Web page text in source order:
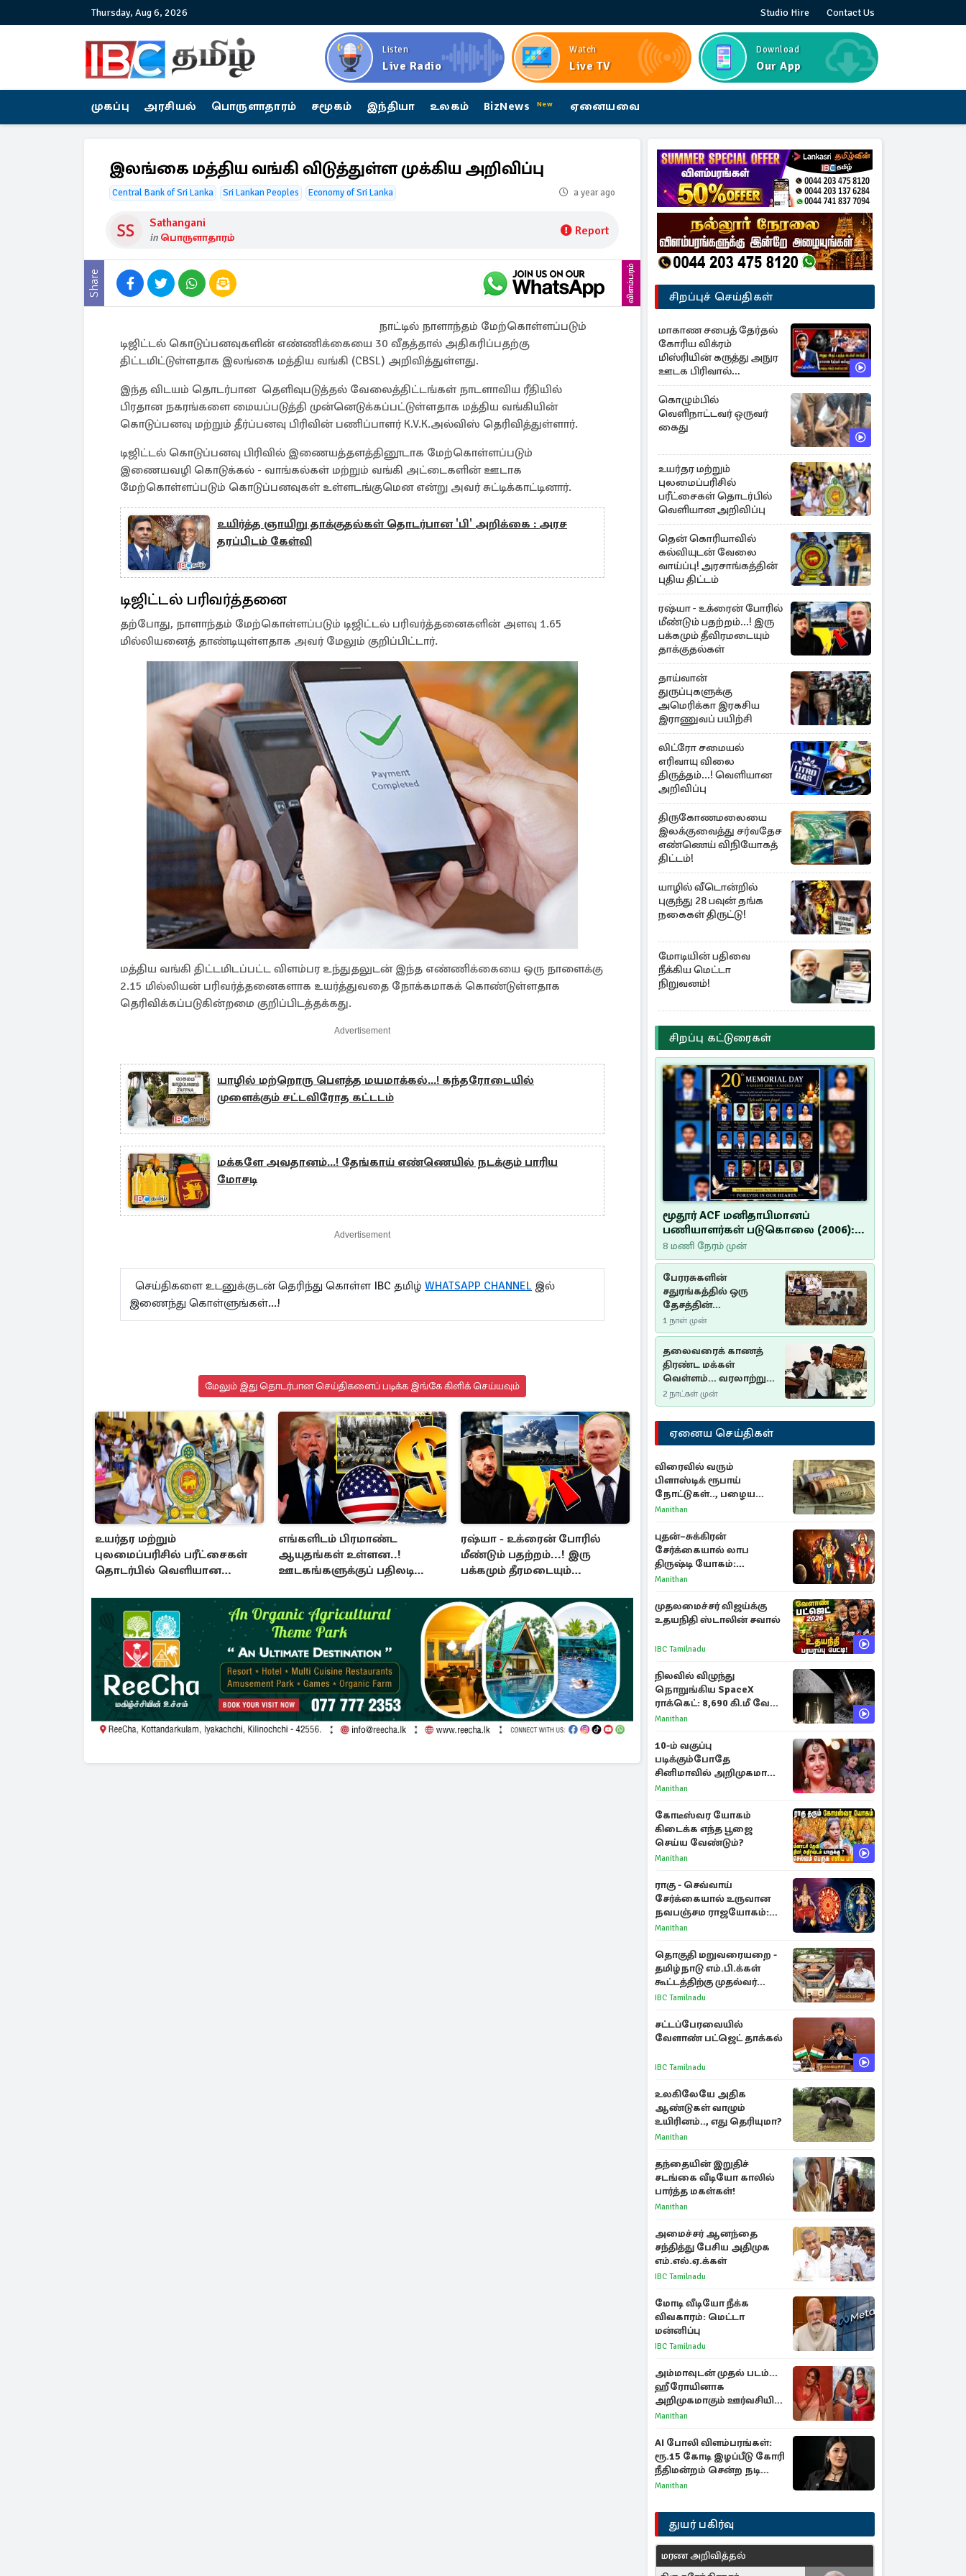
Thursday, Aug 6, 2026 Studio Hire Contact Us
Listen
Live Radio
Watch
Live TV
Download
Our App
முகப்பு அரசியல் பொருளாதாரம் சமூகம் இந்தியா உலகம் BizNews New ஏனையவை
இலங்கை மத்திய வங்கி விடுத்துள்ள முக்கிய அறிவிப்பு
Central Bank of Sri Lanka Sri Lankan Peoples Economy of Sri Lanka a year ago
Sathangani
in பொருளாதாரம் Report
Share விளம்பரம்
நாட்டில் நாளாந்தம் மேற்கொள்ளப்படும்
டிஜிட்டல் கொடுப்பனவுகளின் எண்ணிக்கையை 30 வீதத்தால் அதிகரிப்பதற்கு
திட்டமிட்டுள்ளதாக இலங்கை மத்திய வங்கி (CBSL) அறிவித்துள்ளது.
இந்த விடயம் தொடர்பான தெளிவுபடுத்தல் வேலைத்திட்டங்கள் நாடளாவிய ரீதியில்
பிரதான நகரங்களை மையப்படுத்தி முன்னெடுக்கப்பட்டுள்ளதாக மத்திய வங்கியின்
கொடுப்பனவு மற்றும் தீர்ப்பனவு பிரிவின் பணிப்பாளர் K.V.K.அல்விஸ் தெரிவித்துள்ளார்.
டிஜிட்டல் கொடுப்பனவு பிரிவில் இணையத்தளத்தினூடாக மேற்கொள்ளப்படும்
இணையவழி கொடுக்கல் - வாங்கல்கள் மற்றும் வங்கி அட்டைகளின் ஊடாக
மேற்கொள்ளப்படும் கொடுப்பனவுகள் உள்ளடங்குமென என்று அவர் சுட்டிக்காட்டினார்.
உயிர்த்த ஞாயிறு தாக்குதல்கள் தொடர்பான 'பி' அறிக்கை : அரச
தரப்பிடம் கேள்வி
டிஜிட்டல் பரிவர்த்தனை
தற்போது, நாளாந்தம் மேற்கொள்ளப்படும் டிஜிட்டல் பரிவர்த்தனைகளின் அளவு 1.65
மில்லியனைத் தாண்டியுள்ளதாக அவர் மேலும் குறிப்பிட்டார்.
மத்திய வங்கி திட்டமிடப்பட்ட விளம்பர உந்துதலுடன் இந்த எண்ணிக்கையை ஒரு நாளைக்கு
2.15 மில்லியன் பரிவர்த்தனைகளாக உயர்த்துவதை நோக்கமாகக் கொண்டுள்ளதாக
தெரிவிக்கப்படுகின்றமை குறிப்பிடத்தக்கது.
Advertisement
யாழில் மற்றொரு பௌத்த மயமாக்கல்...! கந்தரோடையில்
முளைக்கும் சட்டவிரோத கட்டடம்
மக்களே அவதானம்...! தேங்காய் எண்ணெயில் நடக்கும் பாரிய
மோசடி
Advertisement
செய்திகளை உடனுக்குடன் தெரிந்து கொள்ள IBC தமிழ் WHATSAPP CHANNEL இல்
இணைந்து கொள்ளுங்கள்...!
மேலும் இது தொடர்பான செய்திகளைப் படிக்க இங்கே கிளிக் செய்யவும்
உயர்தர மற்றும்
புலமைப்பரிசில் பரீட்சைகள்
தொடர்பில் வெளியான
எங்களிடம் பிரமாண்ட
ஆயுதங்கள் உள்ளன..!
ஊடகங்களுக்குப் பதிலடி
ரஷ்யா - உக்ரைன் போரில்
மீண்டும் பதற்றம்...! இரு
பக்கமும் தீரமடையும்
சிறப்புச் செய்திகள்
மாகாண சபைத் தேர்தல்
கோரிய விக்ரம்
மிஸ்ரியின் கருத்து அநுர
ஊடக பிரிவால்
அமுக்கப்பட்டது ஏன்...!
கொழும்பில்
வெளிநாட்டவர் ஒருவர்
கைது
உயர்தர மற்றும்
புலமைப்பரிசில்
பரீட்சைகள் தொடர்பில்
வெளியான அறிவிப்பு
தென் கொரியாவில்
கல்வியுடன் வேலை
வாய்ப்பு! அரசாங்கத்தின்
புதிய திட்டம்
ரஷ்யா - உக்ரைன் போரில்
மீண்டும் பதற்றம்...! இரு
பக்கமும் தீவிரமடையும்
தாக்குதல்கள்
தாய்வான்
துருப்புகளுக்கு
அமெரிக்கா இரகசிய
இராணுவப் பயிற்சி
லிட்ரோ சமையல்
எரிவாயு விலை
திருத்தம்...! வெளியான
அறிவிப்பு
திருகோணமலையை
இலக்குவைத்து சர்வதேச
எண்ணெய் விநியோகத்
திட்டம்!
யாழில் வீடொன்றில்
புகுந்து 28 பவுன் தங்க
நகைகள் திருட்டு!
மோடியின் பதிவை
நீக்கிய மெட்டா
நிறுவனம்!
சிறப்பு கட்டுரைகள்
மூதூர் ACF மனிதாபிமானப்
பணியாளர்கள் படுகொலை (2006):
20 ஆண்டுகளாகியும் நீதி
மறுக்கப்பட்ட மனிதாபிமானப்
பேரவலம்
8 மணி நேரம் முன்
பேரரசுகளின்
சதுரங்கத்தில் ஒரு
தேசத்தின்
தீர்க்கதரிசனம் :
சுதுமலை பிரகடனம்
ஒரு வரலாற்றுப் பாடம்
1 நாள் முன்
தலைவரைக் காணத்
திரண்ட மக்கள்
வெள்ளம்... வரலாற்றுச்
சிறப்புமிக்க சுதுமலைப்
பிரகடனம்…
2 நாட்கள் முன்
ஏனைய செய்திகள்
விரைவில் வரும்
பிளாஸ்டிக் ரூபாய்
நோட்டுகள்.., பழைய
காகித நோட்டுகள்
Manithan
புதன்–சுக்கிரன்
சேர்க்கையால் லாப
திருஷ்டி யோகம்:
அதிர்ஷ்டம் பெறும் டாப் 3
Manithan
முதலமைச்சர் விஜய்க்கு
உதயநிதி ஸ்டாலின் சவால்
IBC Tamilnadu
நிலவில் விழுந்து
நொறுங்கிய SpaceX
ராக்கெட்: 8,690 கி.மீ வேக
மோதலால் உருவான புதிய
Manithan
10-ம் வகுப்பு
படிக்கும்போதே
சினிமாவில் அறிமுகமான
த்ரிஷா! உண்மையை
காந்தி
Manithan
கோடீஸ்வர யோகம்
கிடைக்க எந்த பூஜை
செய்ய வேண்டும்?
Manithan
ராகு - செவ்வாய்
சேர்க்கையால் உருவான
நவபஞ்சம ராஜயோகம்:
அதிர்ஷ்டம் பெறும் 3
Manithan
தொகுதி மறுவரையறை -
தமிழ்நாடு எம்.பி.க்கள்
கூட்டத்திற்கு முதல்வர்
விஜய் அழைப்பு
IBC Tamilnadu
சட்டப்பேரவையில்
வேளாண் பட்ஜெட் தாக்கல்
IBC Tamilnadu
உலகிலேயே அதிக
ஆண்டுகள் வாழும்
உயிரினம்.., எது தெரியுமா?
Manithan
தந்தையின் இறுதிச்
சடங்கை வீடியோ காலில்
பார்த்த மகள்கள்!
Manithan
அமைச்சர் ஆனந்தை
சந்தித்து பேசிய அதிமுக
எம்.எல்.ஏ.க்கள்
IBC Tamilnadu
மோடி வீடியோ நீக்க
விவகாரம்: மெட்டா
மன்னிப்பு
IBC Tamilnadu
அம்மாவுடன் முதல் படம்...
ஹீரோயினாக
அறிமுகமாகும் ஊர்வசியின்
மகள் தேஜலட்சுமி!
Manithan
AI போலி விளம்பரங்கள்:
ரூ.15 கோடி இழப்பீடு கோரி
நீதிமன்றம் சென்ற நடிகை
ஸ்ருதி ஹாசன்!
Manithan
துயர் பகிர்வு
மரண அறிவித்தல்